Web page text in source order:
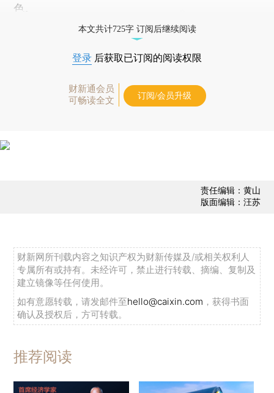
色。
本文共计725字 订阅后继续阅读
登录 后获取已订阅的阅读权限
财新通会员
可畅读全文
订阅/会员升级
责任编辑：黄山
版面编辑：汪苏
财新网所刊载内容之知识产权为财新传媒及/或相关权利人
专属所有或持有。未经许可，禁止进行转载、摘编、复制及
建立镜像等任何使用。
如有意愿转载，请发邮件至hello@caixin.com ，获得书面
确认及授权后，方可转载。
推荐阅读